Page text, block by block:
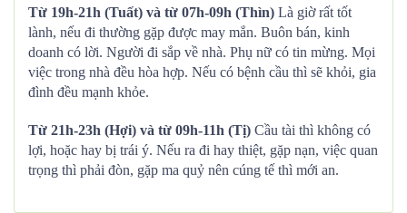
Từ 19h-21h (Tuất) và từ 07h-09h (Thìn) Là giờ rất tốt
lành, nếu đi thường gặp được may mắn. Buôn bán, kinh
doanh có lời. Người đi sắp về nhà. Phụ nữ có tin mừng. Mọi
việc trong nhà đều hòa hợp. Nếu có bệnh cầu thì sẽ khỏi, gia
đình đều mạnh khỏe.
Từ 21h-23h (Hợi) và từ 09h-11h (Tị) Cầu tài thì không có
lợi, hoặc hay bị trái ý. Nếu ra đi hay thiệt, gặp nạn, việc quan
trọng thì phải đòn, gặp ma quỷ nên cúng tế thì mới an.